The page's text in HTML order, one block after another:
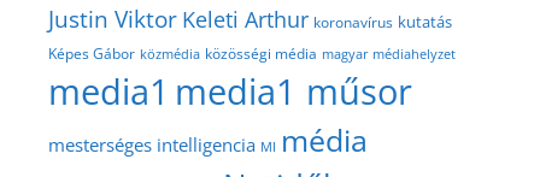
Justin Viktor Keleti Arthur koronavírus kutatás
Képes Gábor közmédia közösségi média magyar médiahelyzet
media1 media1 műsor
mesterséges intelligencia MI média